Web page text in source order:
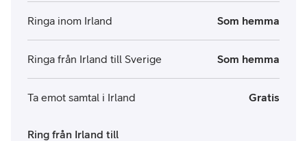
Ringa inom Irland Som hemma
Ringa från Irland till Sverige Som hemma
Ta emot samtal i Irland Gratis
Ring från Irland till